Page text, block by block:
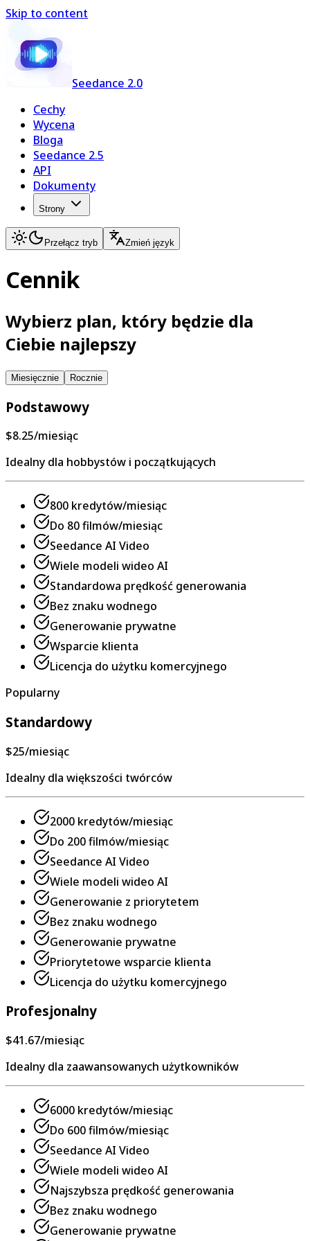
Skip to content
Seedance 2.0
Cechy
Wycena
Bloga
Seedance 2.5
API
Dokumenty
Strony
Przełącz tryb Zmień język
Cennik
Wybierz plan, który będzie dla
Ciebie najlepszy
Miesięcznie Rocznie
Podstawowy
$8.25/miesiąc
Idealny dla hobbystów i początkujących
800 kredytów/miesiąc
Do 80 filmów/miesiąc
Seedance AI Video
Wiele modeli wideo AI
Standardowa prędkość generowania
Bez znaku wodnego
Generowanie prywatne
Wsparcie klienta
Licencja do użytku komercyjnego
Popularny
Standardowy
$25/miesiąc
Idealny dla większości twórców
2000 kredytów/miesiąc
Do 200 filmów/miesiąc
Seedance AI Video
Wiele modeli wideo AI
Generowanie z priorytetem
Bez znaku wodnego
Generowanie prywatne
Priorytetowe wsparcie klienta
Licencja do użytku komercyjnego
Profesjonalny
$41.67/miesiąc
Idealny dla zaawansowanych użytkowników
6000 kredytów/miesiąc
Do 600 filmów/miesiąc
Seedance AI Video
Wiele modeli wideo AI
Najszybsza prędkość generowania
Bez znaku wodnego
Generowanie prywatne